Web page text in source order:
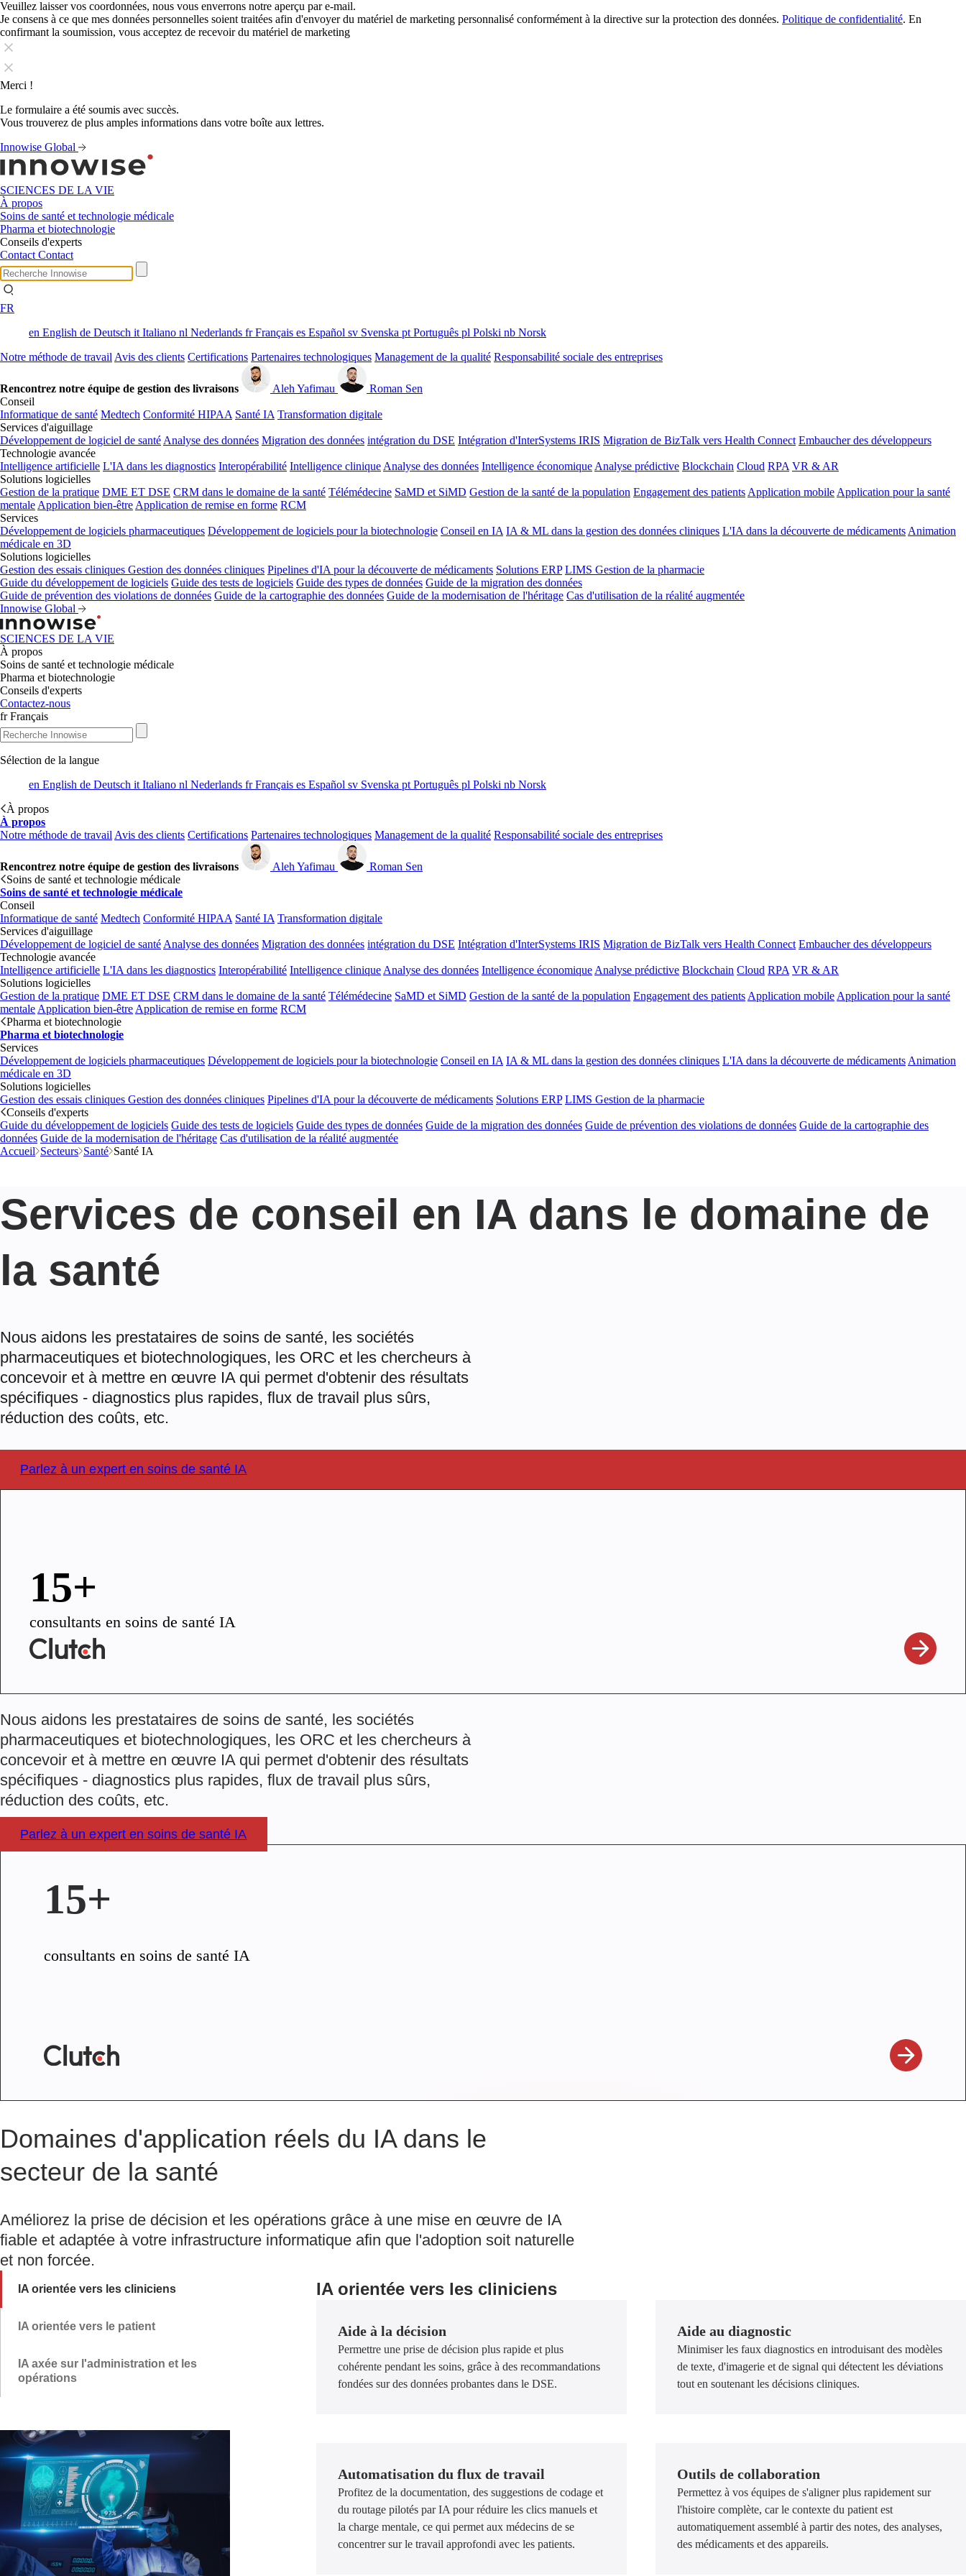
Veuillez laisser vos coordonnées, nous vous enverrons notre aperçu par e-mail.
Je consens à ce que mes données personnelles soient traitées afin d'envoyer du matériel de marketing personnalisé conformément à la directive sur la protection des données. Politique de confidentialité. En
confirmant la soumission, vous acceptez de recevoir du matériel de marketing
Merci !
Le formulaire a été soumis avec succès.
Vous trouverez de plus amples informations dans votre boîte aux lettres.
Innowise Global
SCIENCES DE LA VIE
À propos
Soins de santé et technologie médicale
Pharma et biotechnologie
Conseils d'experts
Contact Contact
FR
en English de Deutsch it Italiano nl Nederlands frFrançais es Español sv Svenska pt Português pl Polski nb Norsk
Notre méthode de travail Avis des clients Certifications Partenaires technologiques Management de la qualité Responsabilité sociale des entreprises
Rencontrez notre équipe de gestion des livraisons Aleh Yafimau
Roman Sen
Conseil
Informatique de santé Medtech Conformité HIPAA Santé IA Transformation digitale
Services d'aiguillage
Développement de logiciel de santé Analyse des données Migration des données intégration du DSE Intégration d'InterSystems IRIS Migration de BizTalk vers Health Connect Embaucher des développeurs
Technologie avancée
Intelligence artificielle L'IA dans les diagnostics Interopérabilité Intelligence clinique Analyse des données Intelligence économique Analyse prédictive Blockchain Cloud RPA VR & AR
Solutions logicielles
Gestion de la pratique DME ET DSE CRM dans le domaine de la santé Télémédecine SaMD et SiMD Gestion de la santé de la population Engagement des patients Application mobile Application pour la santé
mentale Application bien-être Application de remise en forme RCM
Services
Développement de logiciels pharmaceutiques Développement de logiciels pour la biotechnologie Conseil en IA IA & ML dans la gestion des données cliniques L'IA dans la découverte de médicaments Animation
médicale en 3D
Solutions logicielles
Gestion des essais cliniques Gestion des données cliniques Pipelines d'IA pour la découverte de médicaments Solutions ERP LIMS Gestion de la pharmacie
Guide du développement de logiciels Guide des tests de logiciels Guide des types de données Guide de la migration des données
Guide de prévention des violations de données Guide de la cartographie des données Guide de la modernisation de l'héritage Cas d'utilisation de la réalité augmentée
Innowise Global
SCIENCES DE LA VIE
À propos
Soins de santé et technologie médicale
Pharma et biotechnologie
Conseils d'experts
Contactez-nous
fr Français
Sélection de la langue
en English de Deutsch it Italiano nl Nederlands frFrançais es Español sv Svenska pt Português pl Polski nb Norsk
À propos
À propos
Notre méthode de travail Avis des clients Certifications Partenaires technologiques Management de la qualité Responsabilité sociale des entreprises
Rencontrez notre équipe de gestion des livraisons Aleh Yafimau
Roman Sen
Soins de santé et technologie médicale
Soins de santé et technologie médicale
Conseil
Informatique de santé Medtech Conformité HIPAA Santé IA Transformation digitale
Services d'aiguillage
Développement de logiciel de santé Analyse des données Migration des données intégration du DSE Intégration d'InterSystems IRIS Migration de BizTalk vers Health Connect Embaucher des développeurs
Technologie avancée
Intelligence artificielle L'IA dans les diagnostics Interopérabilité Intelligence clinique Analyse des données Intelligence économique Analyse prédictive Blockchain Cloud RPA VR & AR
Solutions logicielles
Gestion de la pratique DME ET DSE CRM dans le domaine de la santé Télémédecine SaMD et SiMD Gestion de la santé de la population Engagement des patients Application mobile Application pour la santé
mentale Application bien-être Application de remise en forme RCM
Pharma et biotechnologie
Pharma et biotechnologie
Services
Développement de logiciels pharmaceutiques Développement de logiciels pour la biotechnologie Conseil en IA IA & ML dans la gestion des données cliniques L'IA dans la découverte de médicaments Animation
médicale en 3D
Solutions logicielles
Gestion des essais cliniques Gestion des données cliniques Pipelines d'IA pour la découverte de médicaments Solutions ERP LIMS Gestion de la pharmacie
Conseils d'experts
Guide du développement de logiciels Guide des tests de logiciels Guide des types de données Guide de la migration des données Guide de prévention des violations de données Guide de la cartographie des
données Guide de la modernisation de l'héritage Cas d'utilisation de la réalité augmentée
Accueil Secteurs Santé Santé IA
Services de conseil en IA dans le domaine de
la santé
Nous aidons les prestataires de soins de santé, les sociétés
pharmaceutiques et biotechnologiques, les ORC et les chercheurs à
concevoir et à mettre en œuvre IA qui permet d'obtenir des résultats
spécifiques - diagnostics plus rapides, flux de travail plus sûrs,
réduction des coûts, etc.
Parlez à un expert en soins de santé IA
15+
consultants en soins de santé IA
Nous aidons les prestataires de soins de santé, les sociétés
pharmaceutiques et biotechnologiques, les ORC et les chercheurs à
concevoir et à mettre en œuvre IA qui permet d'obtenir des résultats
spécifiques - diagnostics plus rapides, flux de travail plus sûrs,
réduction des coûts, etc.
Parlez à un expert en soins de santé IA
15+
consultants en soins de santé IA
Domaines d'application réels du IA dans le
secteur de la santé
Améliorez la prise de décision et les opérations grâce à une mise en œuvre de IA
fiable et adaptée à votre infrastructure informatique afin que l'adoption soit naturelle
et non forcée.
IA orientée vers les cliniciens
IA orientée vers le patient
IA axée sur l'administration et les
opérations
IA orientée vers les cliniciens
Aide à la décision
Permettre une prise de décision plus rapide et plus
cohérente pendant les soins, grâce à des recommandations
fondées sur des données probantes dans le DSE.
Aide au diagnostic
Minimiser les faux diagnostics en introduisant des modèles
de texte, d'imagerie et de signal qui détectent les déviations
tout en soutenant les décisions cliniques.
Automatisation du flux de travail
Profitez de la documentation, des suggestions de codage et
du routage pilotés par IA pour réduire les clics manuels et
la charge mentale, ce qui permet aux médecins de se
concentrer sur le travail approfondi avec les patients.
Outils de collaboration
Permettez à vos équipes de s'aligner plus rapidement sur
l'histoire complète, car le contexte du patient est
automatiquement assemblé à partir des notes, des analyses,
des médicaments et des appareils.